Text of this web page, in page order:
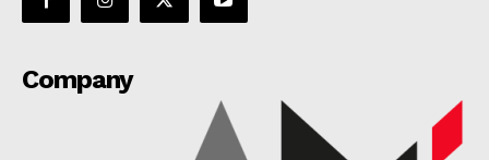
Company